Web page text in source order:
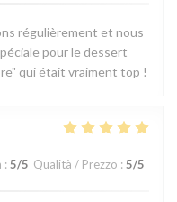
régulièrement et nous
pour le dessert
qui était vraiment top !
: 5/5 Qualità / Prezzo : 5/5